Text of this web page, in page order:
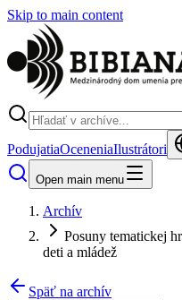
Skip to main content
PodujatiaOceneniaIlustrátori
Open main menu
Archív
Posuny tematickej
deti a mládež
Späť na archív